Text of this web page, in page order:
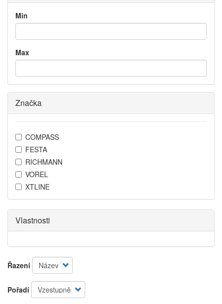
Min
Max
Značka
COMPASS
FESTA
RICHMANN
VOREL
XTLINE
Vlastnosti
Řazení
Pořadí